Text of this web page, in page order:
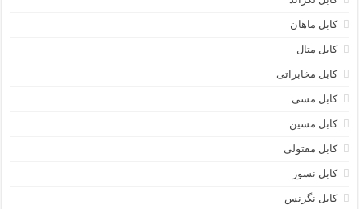
کابل ماهان
کابل متال
کابل مخابراتی
کابل مسی
کابل مسین
کابل مفتولی
کابل نسوز
کابل نگزنس